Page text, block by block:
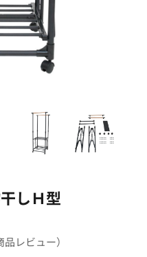
しＨ型
品レビュー）